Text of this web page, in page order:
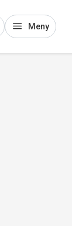
Meny